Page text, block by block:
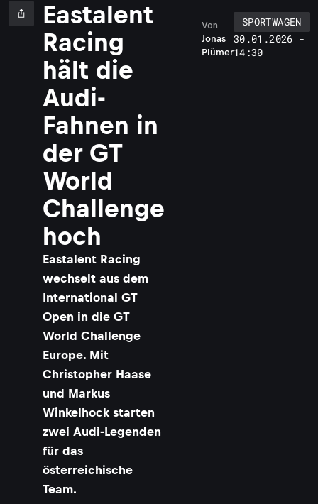
Eastalent
Racing
hält die
Audi-
Fahnen in
der GT
World
Challenge
hoch
Eastalent Racing
wechselt aus dem
International GT
Open in die GT
World Challenge
Europe. Mit
Christopher Haase
und Markus
Winkelhock starten
zwei Audi-Legenden
für das
österreichische
Team.
Jonas
Plümer
Von
SPORTWAGEN
30.01.2026 -
14:30